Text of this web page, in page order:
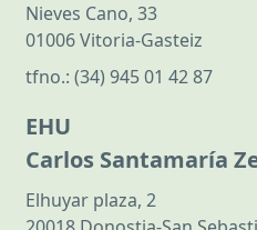
Nieves Cano, 33
01006 Vitoria-Gasteiz
tfno.: (34) 945 01 42 87
EHU
Carlos Santamaría
Elhuyar plaza, 2